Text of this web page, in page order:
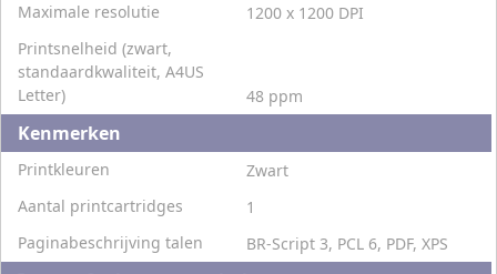
Maximale resolutie
1200 x 1200 DPI
Printsnelheid (zwart,
standaardkwaliteit, A4US
Letter)
48 ppm
Kenmerken
Printkleuren
Zwart
Aantal printcartridges
1
Paginabeschrijving talen
BR-Script 3, PCL 6, PDF, XPS